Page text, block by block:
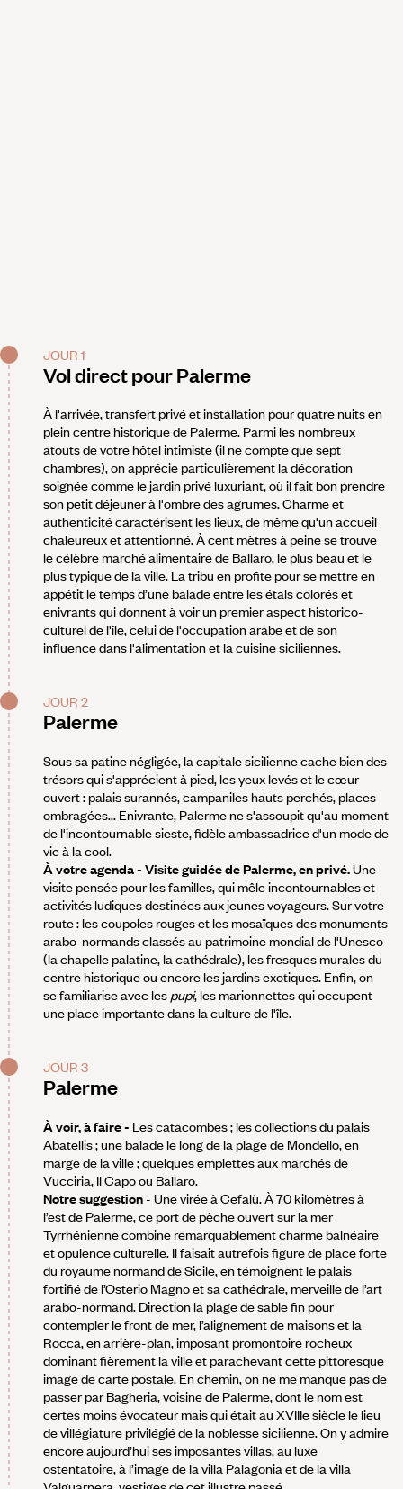
JOUR 1
Vol direct pour Palerme
À l'arrivée, transfert privé et installation pour quatre nuits en
plein centre historique de Palerme. Parmi les nombreux
atouts de votre hôtel intimiste (il ne compte que sept
chambres), on apprécie particulièrement la décoration
soignée comme le jardin privé luxuriant, où il fait bon prendre
son petit déjeuner à l'ombre des agrumes. Charme et
authenticité caractérisent les lieux, de même qu'un accueil
chaleureux et attentionné. À cent mètres à peine se trouve
le célèbre marché alimentaire de Ballaro, le plus beau et le
plus typique de la ville. La tribu en profite pour se mettre en
appétit le temps d’une balade entre les étals colorés et
enivrants qui donnent à voir un premier aspect historico-
culturel de l'île, celui de l'occupation arabe et de son
influence dans l'alimentation et la cuisine siciliennes.
JOUR 2
Palerme
Sous sa patine négligée, la capitale sicilienne cache bien des
trésors qui s'apprécient à pied, les yeux levés et le cœur
ouvert : palais surannés, campaniles hauts perchés, places
ombragées... Enivrante, Palerme ne s'assoupit qu'au moment
de l'incontournable sieste, fidèle ambassadrice d'un mode de
vie à la cool.
À votre agenda - Visite guidée de Palerme, en privé.Une
visite pensée pour les familles, qui mêle incontournables et
activités ludiques destinées aux jeunes voyageurs. Sur votre
route : les coupoles rouges et les mosaïques des monuments
arabo-normands classés au patrimoine mondial de l'Unesco
(la chapelle palatine, la cathédrale), les fresques murales du
centre historique ou encore les jardins exotiques. Enfin, on
se familiarise avec les pupi, les marionnettes qui occupent
une place importante dans la culture de l'île.
JOUR 3
Palerme
À voir, à faire - Les catacombes ; les collections du palais
Abatellis ; une balade le long de la plage de Mondello, en
marge de la ville ; quelques emplettes aux marchés de
Vucciria, Il Capo ou Ballaro.
Notre suggestion- Une virée à Cefalù. À 70 kilomètres à
l’est de Palerme, ce port de pêche ouvert sur la mer
Tyrrhénienne combine remarquablement charme balnéaire
et opulence culturelle. Il faisait autrefois figure de place forte
du royaume normand de Sicile, en témoignent le palais
fortifié de l’Osterio Magno et sa cathédrale, merveille de l’art
arabo-normand. Direction la plage de sable fin pour
contempler le front de mer, l’alignement de maisons et la
Rocca, en arrière-plan, imposant promontoire rocheux
dominant fièrement la ville et parachevant cette pittoresque
image de carte postale. En chemin, on ne me manque pas de
passer par Bagheria, voisine de Palerme, dont le nom est
certes moins évocateur mais qui était au XVIIIe siècle le lieu
de villégiature privilégié de la noblesse sicilienne. On y admire
encore aujourd’hui ses imposantes villas, au luxe
ostentatoire, à l’image de la villa Palagonia et de la villa